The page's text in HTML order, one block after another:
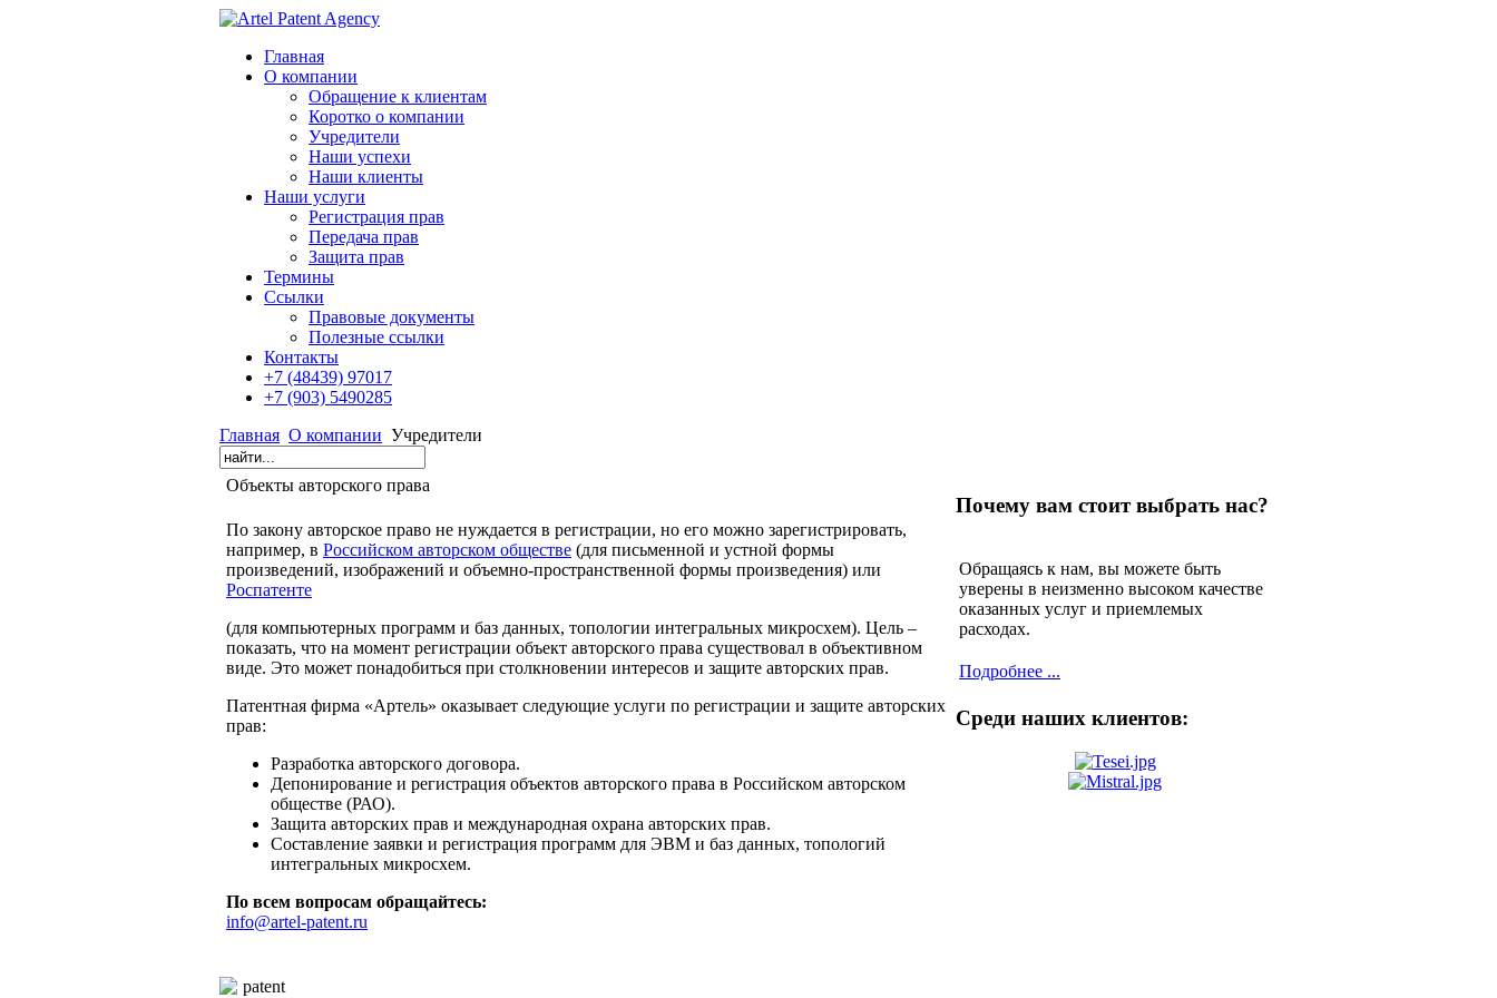
Главная
О компании
Обращение к клиентам
Коротко о компании
Учредители
Наши успехи
Наши клиенты
Наши услуги
Регистрация прав
Передача прав
Защита прав
Термины
Cсылки
Правовые документы
Полезные ссылки
Контакты
+7 (48439) 97017
+7 (903) 5490285
Главная О компании Учредители
Объекты авторского права
По закону авторское право не нуждается в регистрации, но его можно зарегистрировать,
например, в Российском авторском обществе (для письменной и устной формы
произведений, изображений и объемно-пространственной формы произведения) или
Роспатенте
(для компьютерных программ и баз данных, топологии интегральных микросхем). Цель –
показать, что на момент регистрации объект авторского права существовал в объективном
виде. Это может понадобиться при столкновении интересов и защите авторских прав.
Патентная фирма «Артель» оказывает следующие услуги по регистрации и защите авторских
прав:
Разработка авторского договора.
Депонирование и регистрация объектов авторского права в Российском авторском
обществе (РАО).
Защита авторских прав и международная охрана авторских прав.
Cоставление заявки и регистрация программ для ЭВМ и баз данных, топологий
интегральных микросхем.
По всем вопросам обращайтесь:
info@artel-patent.ru
Почему вам стоит выбрать нас?
Обращаясь к нам, вы можете быть
уверены в неизменно высоком качестве
оказанных услуг и приемлемых
расходах.
Подробнее ...
Среди наших клиентов: